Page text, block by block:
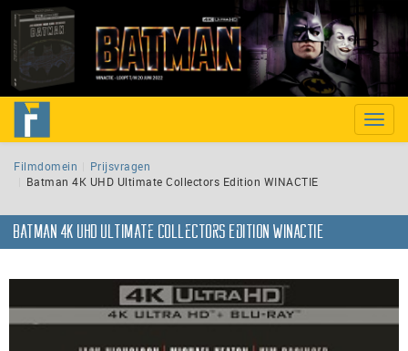
Toggle
Filmdomein
Prijsvragen
Batman 4K UHD Ultimate Collectors Edition WINACTIE
Batman 4K UHD Ultimate Collectors Edition WINACTIE